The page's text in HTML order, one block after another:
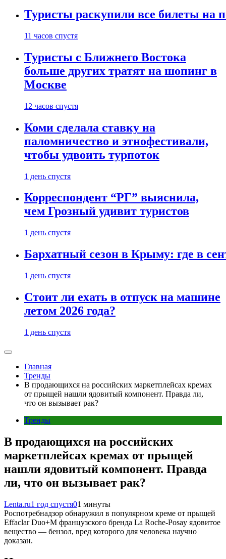
Туристы раскупили все билеты на
11 часов спустя
Туристы с Ближнего Востока
больше других тратят на шопинг в
Москве
12 часов спустя
Коми сделала ставку на
паломничество и этнофестивали,
чтобы удвоить турпоток
1 день спустя
Корреспондент “РГ” выяснила,
чем Грозный удивит туристов
1 день спустя
Бархатный сезон в Крыму: где в
1 день спустя
Стоит ли ехать в отпуск на машине
летом 2026 года?
1 день спустя
Главная
Тренды
В продающихся на российских маркетплейсах кремах
от прыщей нашли ядовитый компонент. Правда ли,
что он вызывает рак?
Тренды
В продающихся на российских
маркетплейсах кремах от прыщей
нашли ядовитый компонент. Правда
ли, что он вызывает рак?
Lenta.ru1 год спустя01 минуты
Роспотребнадзор обнаружил в популярном креме от прыщей
Effaclar Duo+M французского бренда La Roche-Posay ядовитое
вещество — бензол, вред которого для человека научно
доказан.